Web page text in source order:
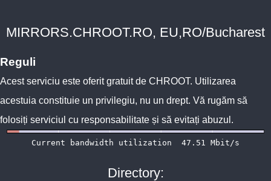
MIRRORS.CHROOT.RO, EU,RO/Bucharest
Reguli
Acest serviciu este oferit gratuit de CHROOT. Utilizarea
acestuia constituie un privilegiu, nu un drept. Vă rugăm să
folosiți serviciul cu responsabilitate și să evitați abuzul.
Directory: